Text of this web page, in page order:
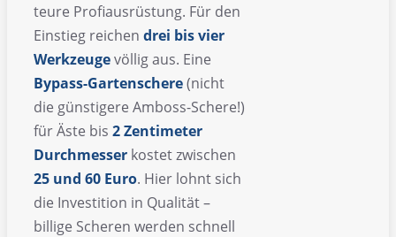
teure Profiausrüstung. Für den
Einstieg reichen drei bis vier
Werkzeugevöllig aus. Eine
Bypass-Gartenschere(nicht
die günstigere Amboss-Schere!)
für Äste bis 2 Zentimeter
Durchmesser kostet zwischen
25 und 60 Euro. Hier lohnt sich
die Investition in Qualität –
billige Scheren werden schnell